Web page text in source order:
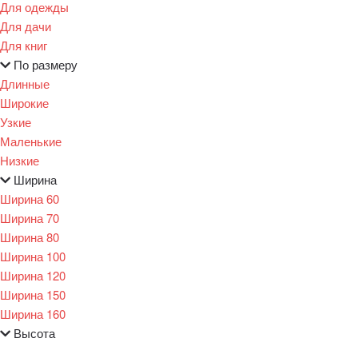
Для одежды
Для дачи
Для книг
По размеру
Длинные
Широкие
Узкие
Маленькие
Низкие
Ширина
Ширина 60
Ширина 70
Ширина 80
Ширина 100
Ширина 120
Ширина 150
Ширина 160
Высота